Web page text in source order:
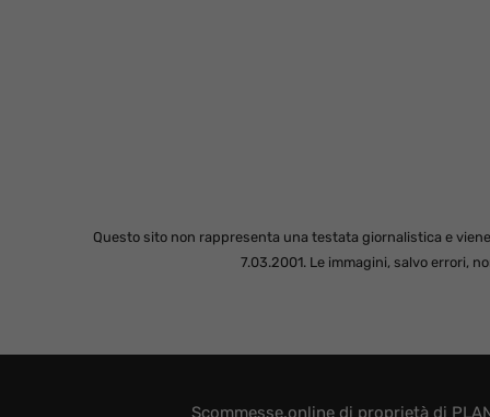
Questo sito non rappresenta una testata giornalistica e
7.03.2001. Le immagini, salvo errori,
Scommesse.online di proprietà di